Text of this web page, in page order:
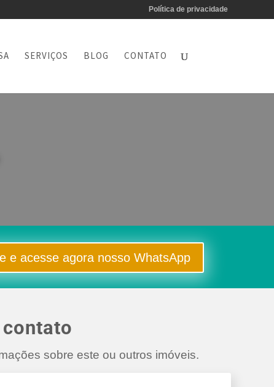
Política de privacidade
SERVIÇOS BLOG CONTATO
e acesse agora nosso WhatsApp
sobre este ou outros imóveis.